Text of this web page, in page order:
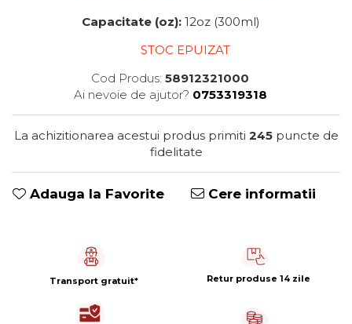
Cafea macinata
Capacitate (oz): 12oz (300ml)
STOC EPUIZAT
Cod Produs: 58912321000
Ai nevoie de ajutor? 0753319318
La achizitionarea acestui produs primiti 245puncte de
fidelitate
Adauga la Favorite Cere informatii
Transport gratuit* Retur produse 14 zile